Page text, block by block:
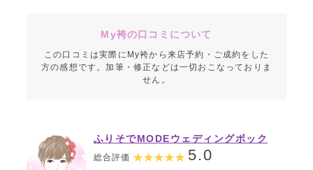
My袴の口コミについて
この口コミは実際にMy袴から来店予約・ご成約をした
方の感想です。加筆・修正などは一切おこなっておりま
せん。
ふりそでMODEウェディングボック
ス イオンモール福津店
総合評価 5.0